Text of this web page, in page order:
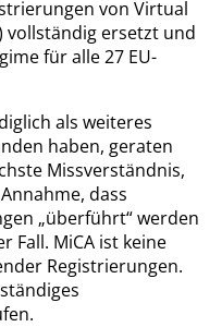
von Virtual
vollständig ersetzt und
für alle 27 EU-
als weiteres
haben, geraten
Missverständnis,
dass
„überführt“ werden
Fall. MiCA ist keine
Registrierungen.